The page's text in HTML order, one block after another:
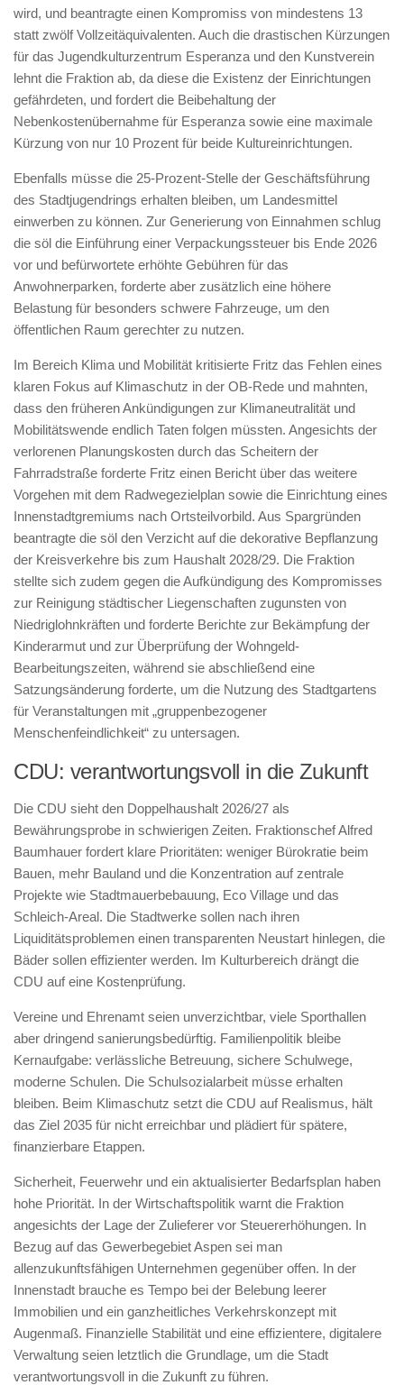
wird, und beantragte einen Kompromiss von mindestens 13
statt zwölf Vollzeitäquivalenten. Auch die drastischen Kürzungen
für das Jugendkulturzentrum Esperanza und den Kunstverein
lehnt die Fraktion ab, da diese die Existenz der Einrichtungen
gefährdeten, und fordert die Beibehaltung der
Nebenkostenübernahme für Esperanza sowie eine maximale
Kürzung von nur 10 Prozent für beide Kultureinrichtungen.
Ebenfalls müsse die 25-Prozent-Stelle der Geschäftsführung
des Stadtjugendrings erhalten bleiben, um Landesmittel
einwerben zu können. Zur Generierung von Einnahmen schlug
die söl die Einführung einer Verpackungssteuer bis Ende 2026
vor und befürwortete erhöhte Gebühren für das
Anwohnerparken, forderte aber zusätzlich eine höhere
Belastung für besonders schwere Fahrzeuge, um den
öffentlichen Raum gerechter zu nutzen.
Im Bereich Klima und Mobilität kritisierte Fritz das Fehlen eines
klaren Fokus auf Klimaschutz in der OB-Rede und mahnten,
dass den früheren Ankündigungen zur Klimaneutralität und
Mobilitätswende endlich Taten folgen müssten. Angesichts der
verlorenen Planungskosten durch das Scheitern der
Fahrradstraße forderte Fritz einen Bericht über das weitere
Vorgehen mit dem Radwegezielplan sowie die Einrichtung eines
Innenstadtgremiums nach Ortsteilvorbild. Aus Spargründen
beantragte die söl den Verzicht auf die dekorative Bepflanzung
der Kreisverkehre bis zum Haushalt 2028/29. Die Fraktion
stellte sich zudem gegen die Aufkündigung des Kompromisses
zur Reinigung städtischer Liegenschaften zugunsten von
Niedriglohnkräften und forderte Berichte zur Bekämpfung der
Kinderarmut und zur Überprüfung der Wohngeld-
Bearbeitungszeiten, während sie abschließend eine
Satzungsänderung forderte, um die Nutzung des Stadtgartens
für Veranstaltungen mit „gruppenbezogener
Menschenfeindlichkeit“ zu untersagen.
CDU: verantwortungsvoll in die Zukunft
Die CDU sieht den Doppelhaushalt 2026/27 als
Bewährungsprobe in schwierigen Zeiten. Fraktionschef Alfred
Baumhauer fordert klare Prioritäten: weniger Bürokratie beim
Bauen, mehr Bauland und die Konzentration auf zentrale
Projekte wie Stadtmauerbebauung, Eco Village und das
Schleich-Areal. Die Stadtwerke sollen nach ihren
Liquiditätsproblemen einen transparenten Neustart hinlegen, die
Bäder sollen effizienter werden. Im Kulturbereich drängt die
CDU auf eine Kostenprüfung.
Vereine und Ehrenamt seien unverzichtbar, viele Sporthallen
aber dringend sanierungsbedürftig. Familienpolitik bleibe
Kernaufgabe: verlässliche Betreuung, sichere Schulwege,
moderne Schulen. Die Schulsozialarbeit müsse erhalten
bleiben. Beim Klimaschutz setzt die CDU auf Realismus, hält
das Ziel 2035 für nicht erreichbar und plädiert für spätere,
finanzierbare Etappen.
Sicherheit, Feuerwehr und ein aktualisierter Bedarfsplan haben
hohe Priorität. In der Wirtschaftspolitik warnt die Fraktion
angesichts der Lage der Zulieferer vor Steuererhöhungen. In
Bezug auf das Gewerbegebiet Aspen sei man
allenzukunftsfähigen Unternehmen gegenüber offen. In der
Innenstadt brauche es Tempo bei der Belebung leerer
Immobilien und ein ganzheitliches Verkehrskonzept mit
Augenmaß. Finanzielle Stabilität und eine effizientere, digitalere
Verwaltung seien letztlich die Grundlage, um die Stadt
verantwortungsvoll in die Zukunft zu führen.